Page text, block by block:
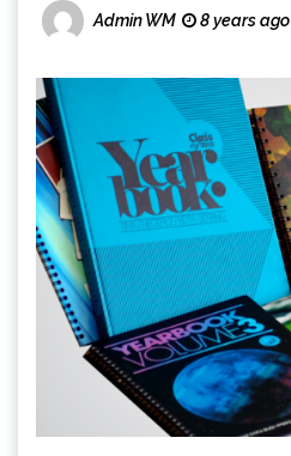
Admin WM 8 years ago